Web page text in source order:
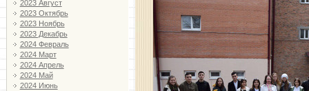
2023 Август
2023 Октябрь
2023 Ноябрь
2023 Декабрь
2024 Февраль
2024 Март
2024 Апрель
2024 Май
2024 Июнь